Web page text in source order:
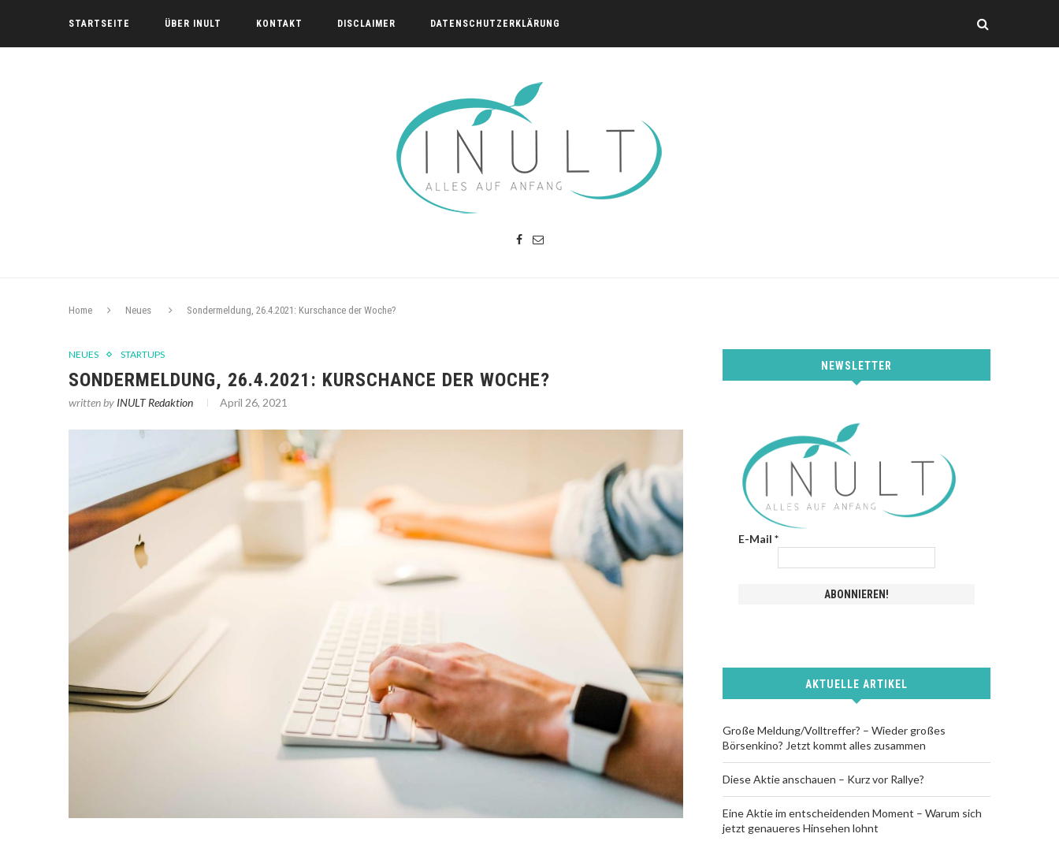
STARTSEITE ÜBER INULT KONTAKT DISCLAIMER DATENSCHUTZERKLÄRUNG
Home Neues Sondermeldung, 26.4.2021: Kurschance der Woche?
NEUES STARTUPS
SONDERMELDUNG, 26.4.2021: KURSCHANCE DER WOCHE?
written by INULT Redaktion April 26, 2021
NEWSLETTER
E-Mail *
AKTUELLE ARTIKEL
Große Meldung/Volltreffer? – Wieder großes
Börsenkino? Jetzt kommt alles zusammen
Diese Aktie anschauen – Kurz vor Rallye?
Eine Aktie im entscheidenden Moment – Warum sich
jetzt genaueres Hinsehen lohnt